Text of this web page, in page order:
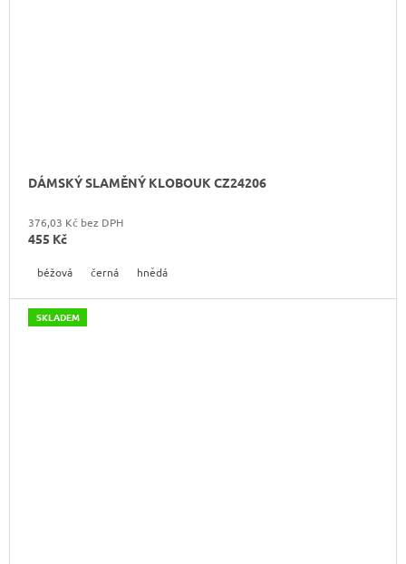
DÁMSKÝ SLAMĚNÝ KLOBOUK CZ24206
376,03 Kč bez DPH
455 Kč
béžová černá hnědá
SKLADEM